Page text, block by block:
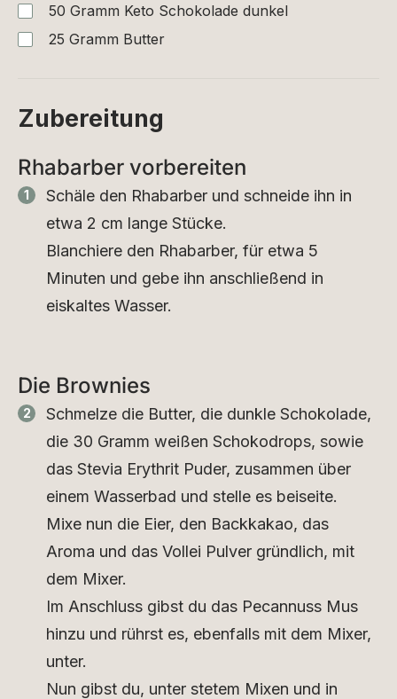
50 Gramm Keto Schokolade dunkel
25 Gramm Butter
Zubereitung
Rhabarber vorbereiten
Schäle den Rhabarber und schneide ihn in
etwa 2 cm lange Stücke.
Blanchiere den Rhabarber, für etwa 5
Minuten und gebe ihn anschließend in
eiskaltes Wasser.
Die Brownies
Schmelze die Butter, die dunkle Schokolade,
die 30 Gramm weißen Schokodrops, sowie
das Stevia Erythrit Puder, zusammen über
einem Wasserbad und stelle es beiseite.
Mixe nun die Eier, den Backkakao, das
Aroma und das Vollei Pulver gründlich, mit
dem Mixer.
Im Anschluss gibst du das Pecannuss Mus
hinzu und rührst es, ebenfalls mit dem Mixer,
unter.
Nun gibst du, unter stetem Mixen und in